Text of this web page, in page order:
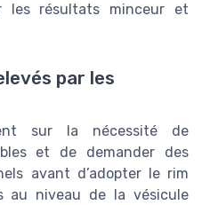
les résultats minceur et
par les
sur la nécessité de
et de demander des
avant d’adopter le rim
au niveau de la vésicule